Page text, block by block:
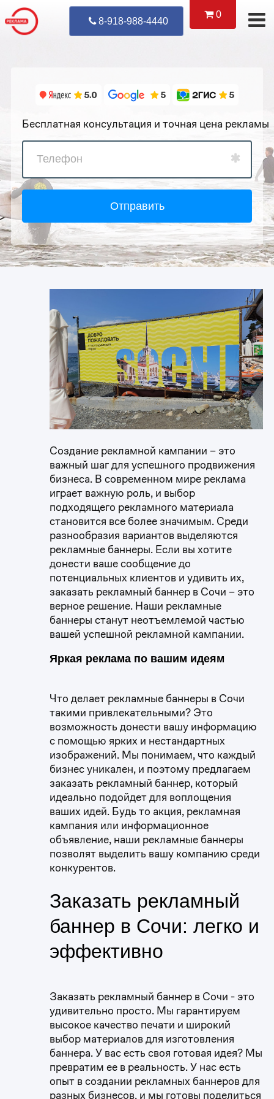
0
8-918-988-4440 Уже
Бесплатная консультация и точная цена рекламы
Отправить
Создание рекламной кампании – это
важный шаг для успешного продвижения
бизнеса. В современном мире реклама
играет важную роль, и выбор
подходящего рекламного материала
становится все более значимым. Среди
разнообразия вариантов выделяются
рекламные баннеры. Если вы хотите
донести ваше сообщение до
потенциальных клиентов и удивить их,
заказать рекламный баннер в Сочи – это
верное решение. Наши рекламные
баннеры станут неотъемлемой частью
вашей успешной рекламной кампании.
Яркая реклама по вашим идеям
Что делает рекламные баннеры в Сочи
такими привлекательными? Это
возможность донести вашу информацию
с помощью ярких и нестандартных
изображений. Мы понимаем, что каждый
бизнес уникален, и поэтому предлагаем
заказать рекламный баннер, который
идеально подойдет для воплощения
ваших идей. Будь то акция, рекламная
кампания или информационное
объявление, наши рекламные баннеры
позволят выделить вашу компанию среди
конкурентов.
Заказать рекламный
баннер в Сочи: легко и
эффективно
Заказать рекламный баннер в Сочи - это
удивительно просто. Мы гарантируем
высокое качество печати и широкий
выбор материалов для изготовления
баннера. У вас есть своя готовая идея? Мы
превратим ее в реальность. У нас есть
опыт в создании рекламных баннеров для
разных бизнесов, и мы готовы поделиться